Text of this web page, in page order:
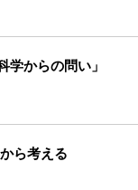
からの問い」
ら考える